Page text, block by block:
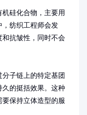
硅化合物，主要用
，纺织工程师会发
抗皱性，同时不会
子链上的特定基团
的挺括效果。这种
保持立体造型的服